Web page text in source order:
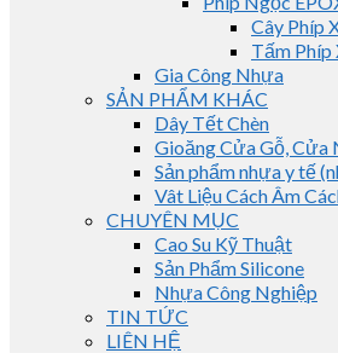
Cây Phíp
Tấm Phíp
Gia Công Nhựa
SẢN PHẨM KHÁC
Dây Tết Chèn
Gioăng Cửa Gỗ, Cửa
Sản phẩm nhựa y tế
Vât Liệu Cách Âm
CHUYÊN MỤC
Cao Su Kỹ Thuật
Sản Phẩm Silicone
Nhựa Công Nghiệp
TIN TỨC
LIÊN HỆ